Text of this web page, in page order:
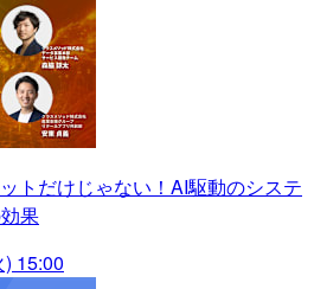
トだけじゃない！AI駆動のシステ
果
15:00